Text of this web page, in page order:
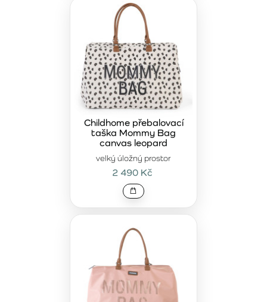
velký úložný prostor
Childhome přebalovací
taška Mommy Bag
canvas leopard
2 490 Kč